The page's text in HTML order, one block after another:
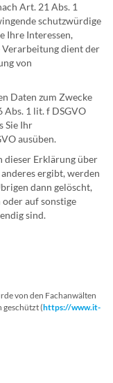
Art. 21 Abs. 1
schutzwürdige
Ihre Interessen,
Verarbeitung dient der
von
Daten zum Zwecke
1 lit. f DSGVO
Sie Ihr
ausüben.
dieser Erklärung über
ergibt, werden
dann gelöscht,
auf sonstige
sind.
von den Fachanwälten
geschützt (https://www.it-